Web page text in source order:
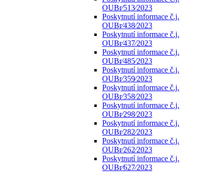
OUBr⁄513⁄2023
Poskytnutí informace č.j.
OUBr⁄438⁄2023
Poskytnutí informace č.j.
OUBr⁄437⁄2023
Poskytnutí informace č.j.
OUBr⁄485⁄2023
Poskytnutí informace č.j.
OUBr⁄359⁄2023
Poskytnutí informace č.j.
OUBr⁄358⁄2023
Poskytnutí informace č.j.
OUBr⁄298⁄2023
Poskytnutí informace č.j.
OUBr⁄282⁄2023
Poskytnutí informace č.j.
OUBr⁄262⁄2023
Poskytnutí informace č.j.
OUBr⁄627⁄2023